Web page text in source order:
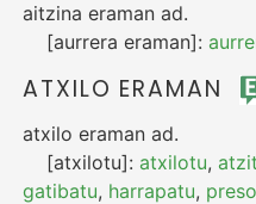
aitzina eraman ad.
[aurrera eraman]:
ATXILO ERAMAN
atxilo eraman ad.
[atxilotu]:atxilotu,
gatibatu, harrapatu,